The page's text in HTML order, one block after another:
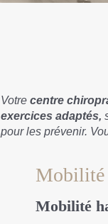
Votre centre
exercices adaptés,
pour les prévenir.
Mobilité
Mobilité